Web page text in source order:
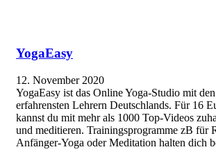
YogaEasy
12. November 2020
YogaEasy ist das Online Yoga-Studio mit den
erfahrensten Lehrern Deutschlands. Für 16
kannst du mit mehr als 1000 Top-Videos
und meditieren. Trainingsprogramme zB für
Anfänger-Yoga oder Meditation halten dich